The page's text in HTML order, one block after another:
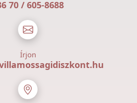
70 / 605-8688
Írjon